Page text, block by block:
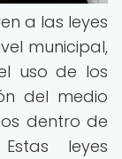
a las leyes
municipal,
uso de los
del medio
dentro de
leyes